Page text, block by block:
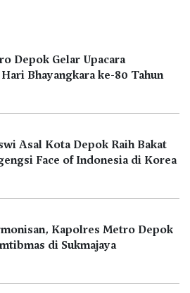
Depok Gelar Upacara
Bhayangkara ke-80 Tahun
Asal Kota Depok Raih Bakat
Face of Indonesia di Korea
Kapolres Metro Depok
di Sukmajaya